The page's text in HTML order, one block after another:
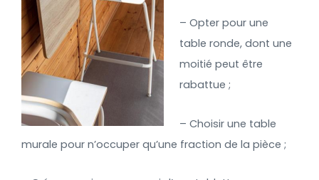
– Opter pour une
table ronde, dont une
moitié peut être
rabattue ;
– Choisir une table
murale pour n’occuper qu’une fraction de la pièce ;